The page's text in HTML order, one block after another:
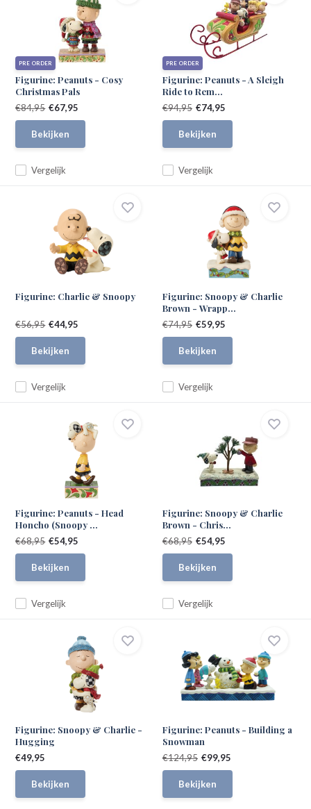
PRE ORDER
Figurine: Peanuts - Cosy
Christmas Pals
Vergelijk
€84,95 €67,95
Bekijken
PRE ORDER
Figurine: Peanuts - A Sleigh
Ride to Rem...
Vergelijk
€94,95 €74,95
Bekijken
Figurine: Charlie & Snoopy
Vergelijk
€56,95 €44,95
Bekijken
Figurine: Snoopy & Charlie
Brown - Wrapp...
Vergelijk
€74,95 €59,95
Bekijken
Figurine: Peanuts - Head
Honcho (Snoopy ...
Vergelijk
€68,95 €54,95
Bekijken
Figurine: Snoopy & Charlie
Brown - Chris...
Vergelijk
€68,95 €54,95
Bekijken
Figurine: Snoopy & Charlie -
Hugging
€49,95
Bekijken
Figurine: Peanuts - Building a
Snowman
€124,95 €99,95
Bekijken